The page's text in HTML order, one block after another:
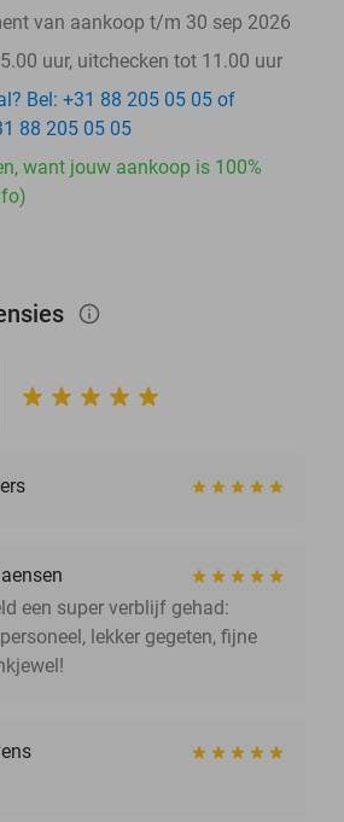
van aankoop t/m 30 sep 2026
uur, uitchecken tot 11.00 uur
Bel: +31 88 205 05 05 of
88 205 05 05
want jouw aankoop is 100%
info_outlined
een super verblijf gehad:
lekker gegeten, fijne